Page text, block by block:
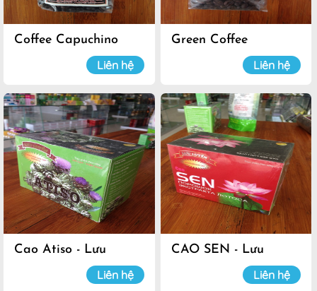
Coffee Capuchino
Liên hệ
Green Coffee
Liên hệ
Cao Atiso - Lưu
Liên hệ
CAO SEN - Lưu
Liên hệ